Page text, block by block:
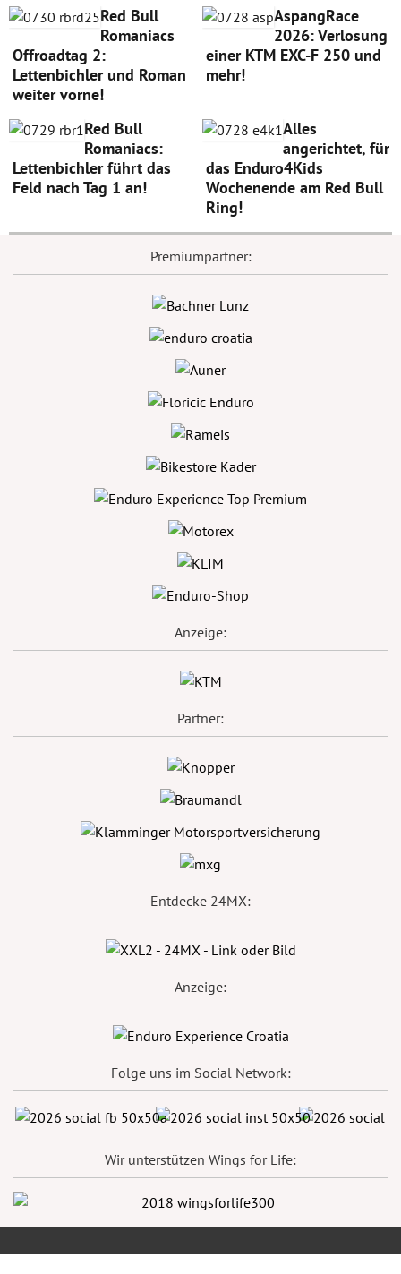
Red Bull
Romaniacs
Offroadtag 2:
Lettenbichler und Roman
weiter vorne!
AspangRace
2026: Verlosung
einer KTM EXC-F 250 und
mehr!
Red Bull
Romaniacs:
Lettenbichler führt das
Feld nach Tag 1 an!
Alles
angerichtet, für
das Enduro4Kids
Wochenende am Red Bull
Ring!
Premiumpartner:
Anzeige:
Partner:
Entdecke 24MX:
Anzeige:
Folge uns im Social Network:
Wir unterstützen Wings for Life: